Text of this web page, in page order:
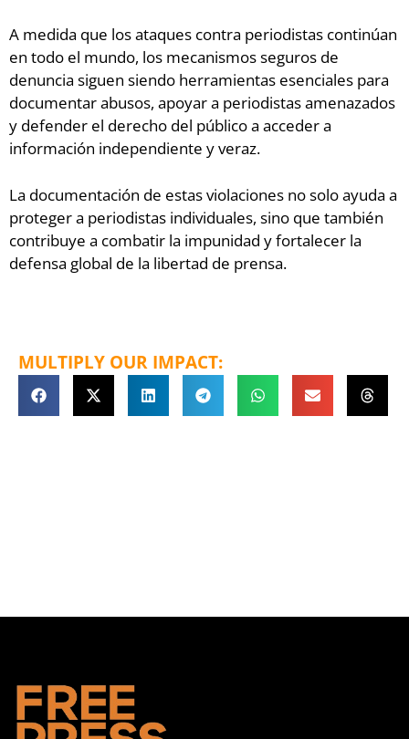
A medida que los ataques contra periodistas continúan
en todo el mundo, los mecanismos seguros de
denuncia siguen siendo herramientas esenciales para
documentar abusos, apoyar a periodistas amenazados
y defender el derecho del público a acceder a
información independiente y veraz.
La documentación de estas violaciones no solo ayuda a
proteger a periodistas individuales, sino que también
contribuye a combatir la impunidad y fortalecer la
defensa global de la libertad de prensa.
MULTIPLY OUR IMPACT: